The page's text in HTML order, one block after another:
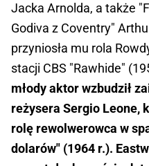
Jacka Arnolda, a także
Godiva z Coventry"
przyniosła mu rola
stacji CBS "Rawhide"
młody aktor wzbudził
reżysera Sergio Leone,
rolę rewolwerowca w
dolarów" (1964 r.).